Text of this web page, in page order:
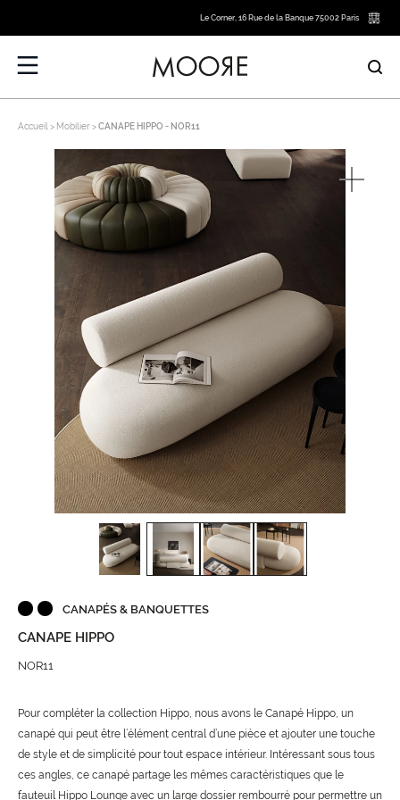
Le Corner, 16 Rue de la Banque 75002 Paris
Accueil Mobilier CANAPE HIPPO - NOR11
CANAPÉS & BANQUETTES
CANAPE HIPPO
NOR11
Pour compléter la collection Hippo, nous avons le Canapé Hippo, un
canapé qui peut être l’élément central d’une pièce et ajouter une touche
de style et de simplicité pour tout espace intérieur. Intéressant sous tous
ces angles, ce canapé partage les mêmes caractéristiques que le
fauteuil Hippo Lounge avec un large dossier rembourré pour permettre un